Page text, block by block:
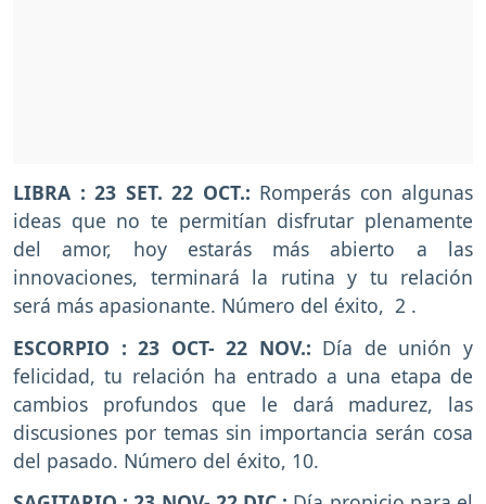
LIBRA : 23 SET. 22 OCT.: Romperás con algunas
ideas que no te permitían disfrutar plenamente
del amor, hoy estarás más abierto a las
innovaciones, terminará la rutina y tu relación
será más apasionante. Número del éxito, 2 .
ESCORPIO : 23 OCT- 22 NOV.: Día de unión y
felicidad, tu relación ha entrado a una etapa de
cambios profundos que le dará madurez, las
discusiones por temas sin importancia serán cosa
del pasado. Número del éxito, 10.